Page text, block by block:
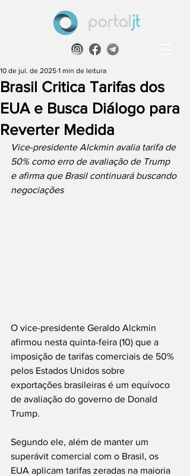
Brasil Critica Tarifas dos
EUA e Busca Diálogo para
Reverter Medida
10 de jul. de 2025 1 min de leitura
Vice-presidente Alckmin avalia tarifa de
50% como erro de avaliação de Trump
e afirma que Brasil continuará buscando
negociações
O vice-presidente Geraldo Alckmin
afirmou nesta quinta-feira (10) que a
imposição de tarifas comerciais de 50%
pelos Estados Unidos sobre
exportações brasileiras é um equívoco
de avaliação do governo de Donald
Trump.
Segundo ele, além de manter um
superávit comercial com o Brasil, os
EUA aplicam tarifas zeradas na maioria